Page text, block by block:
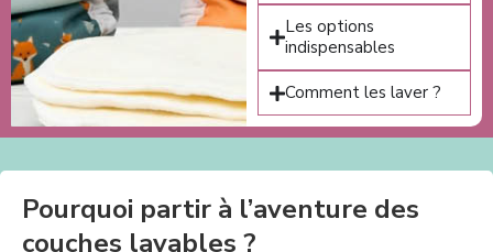
Les options
indispensables
Comment les laver ?
Pourquoi partir à l’aventure des
couches lavables ?